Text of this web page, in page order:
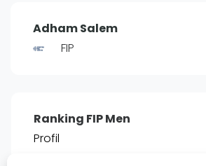
Playtomic
Frauen
FIP Männer
Adham Salem
FIP
Ranking FIP Men
Profil